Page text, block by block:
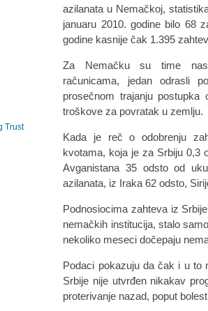
azilanata u Nemačkoj,
januaru 2010. godine bilo 68
godine kasnije čak 1.395
Za Nemačku su time
računicama, jedan odrasli
prosečnom trajanju
troškove za povratak u zemlju.
Kada je reč o odobrenju
kvotama, koja je za Srbiju 0,3
Avganistana 35 odsto od
azilanata, iz Iraka 62 odsto,
Podnosiocima zahteva iz
nemačkih institucija, stalo
nekoliko meseci dočepaju
Podaci pokazuju da čak i u to
Srbije nije utvrđen nikakav
proterivanje nazad, poput